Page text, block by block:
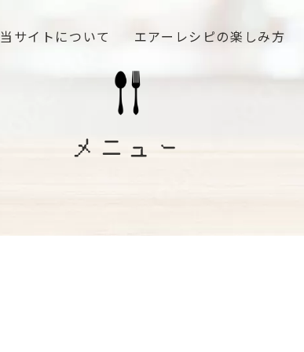
当サイトについて エアーレシピの楽しみ方
メニュー